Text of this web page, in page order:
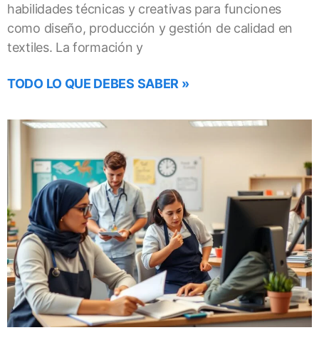
habilidades técnicas y creativas para funciones
como diseño, producción y gestión de calidad en
textiles. La formación y
TODO LO QUE DEBES SABER »